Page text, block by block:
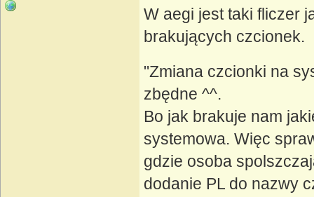
W aegi jest taki fliczer
brakujących czcionek.
"Zmiana czcionki na
zbędne ^^.
Bo jak brakuje nam
systemowa. Więc
gdzie osoba
dodanie PL do nazwy